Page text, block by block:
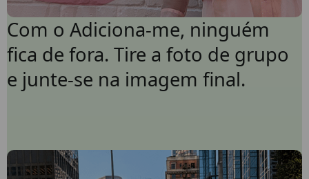
Alinhe com o primeiro enquadramento e tire a foto
Com o Adiciona-me, ninguém
fica de fora. Tire a foto de grupo
e junte-se na imagem final.